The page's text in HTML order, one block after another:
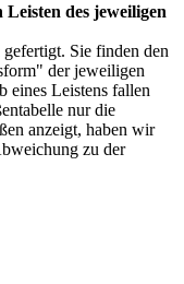
des jeweiligen
Sie finden den
der jeweiligen
eines Leistens fallen
nur die
anzeigt, haben wir
zu der